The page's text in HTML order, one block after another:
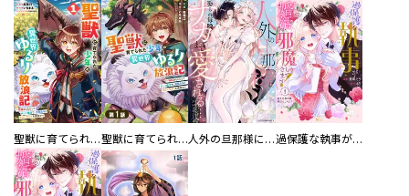
聖獣に育てられた少年の異世界ゆるり放浪記～神様からもらったチート魔法で、仲間たちとスローライフを満喫中～ 聖獣に育てられた少年の異世界ゆるり放浪記～神様からもらったチート魔法で、仲間たちとスローライフを満喫中～【分冊版】 人外の旦那様に娶られ毎晩ナカまで愛される…。アンソロジー 過保護な執事が私の婚活を邪魔してきます！ 分冊版